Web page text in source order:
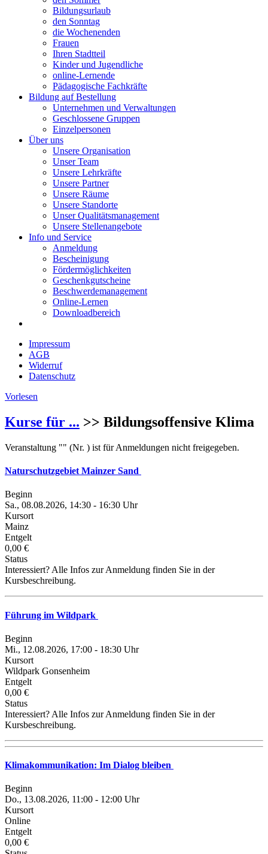
Bildungsurlaub
den Sonntag
die Wochenenden
Frauen
Ihren Stadtteil
Kinder und Jugendliche
online-Lernende
Pädagogische Fachkräfte
Bildung auf Bestellung
Unternehmen und Verwaltungen
Geschlossene Gruppen
Einzelpersonen
Über uns
Unsere Organisation
Unser Team
Unsere Lehrkräfte
Unsere Partner
Unsere Räume
Unsere Standorte
Unser Qualitätsmanagement
Unsere Stellenangebote
Info und Service
Anmeldung
Bescheinigung
Fördermöglichkeiten
Geschenkgutscheine
Beschwerdemanagement
Online-Lernen
Downloadbereich
Impressum
AGB
Widerruf
Datenschutz
Vorlesen
Kurse für ... >> Bildungsoffensive Klima
Veranstaltung "" (Nr. ) ist für Anmeldungen nicht freigegeben.
Naturschutzgebiet Mainzer Sand
Beginn
Sa., 08.08.2026, 14:30 - 16:30 Uhr
Kursort
Mainz
Entgelt
0,00 €
Status
Interessiert? Alle Infos zur Anmeldung finden Sie in der
Kursbeschreibung.
Führung im Wildpark
Beginn
Mi., 12.08.2026, 17:00 - 18:30 Uhr
Kursort
Wildpark Gonsenheim
Entgelt
0,00 €
Status
Interessiert? Alle Infos zur Anmeldung finden Sie in der
Kursbeschreibung.
Klimakommunikation: Im Dialog bleiben
Beginn
Do., 13.08.2026, 11:00 - 12:00 Uhr
Kursort
Online
Entgelt
0,00 €